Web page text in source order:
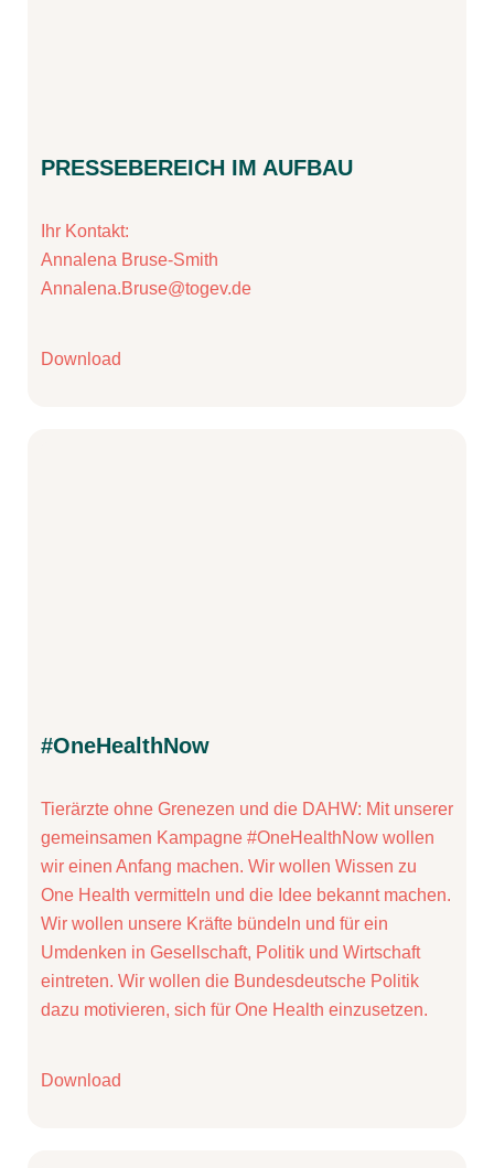
PRESSEBEREICH IM AUFBAU
Ihr Kontakt:
Annalena Bruse-Smith
Annalena.Bruse@togev.de
Download
#OneHealthNow
Tierärzte ohne Grenezen und die DAHW: Mit unserer
gemeinsamen Kampagne #OneHealthNow wollen
wir einen Anfang machen. Wir wollen Wissen zu
One Health vermitteln und die Idee bekannt machen.
Wir wollen unsere Kräfte bündeln und für ein
Umdenken in Gesellschaft, Politik und Wirtschaft
eintreten. Wir wollen die Bundesdeutsche Politik
dazu motivieren, sich für One Health einzusetzen.
Download